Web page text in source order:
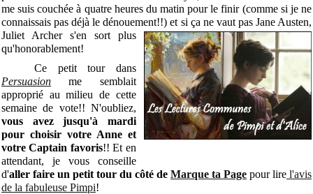
me suis couchée à quatre heures du matin pour le finir (comme si je ne
connaissais pas déjà le dénouement!!) et si ça ne vaut pas Jane Austen,
Juliet Archer s'en sort plus
qu'honorablement!
Ce petit tour dans
Persuasion me semblait
approprié au milieu de cette
semaine de vote!! N'oubliez,
vous avez jusqu'à mardi
pour choisir votre Anne et
votre Captain favoris!! Et en
attendant, je vous conseille
d'aller faire un petit tour du côté de Marque ta Page pour lire l'avis
de la fabuleuse Pimpi!